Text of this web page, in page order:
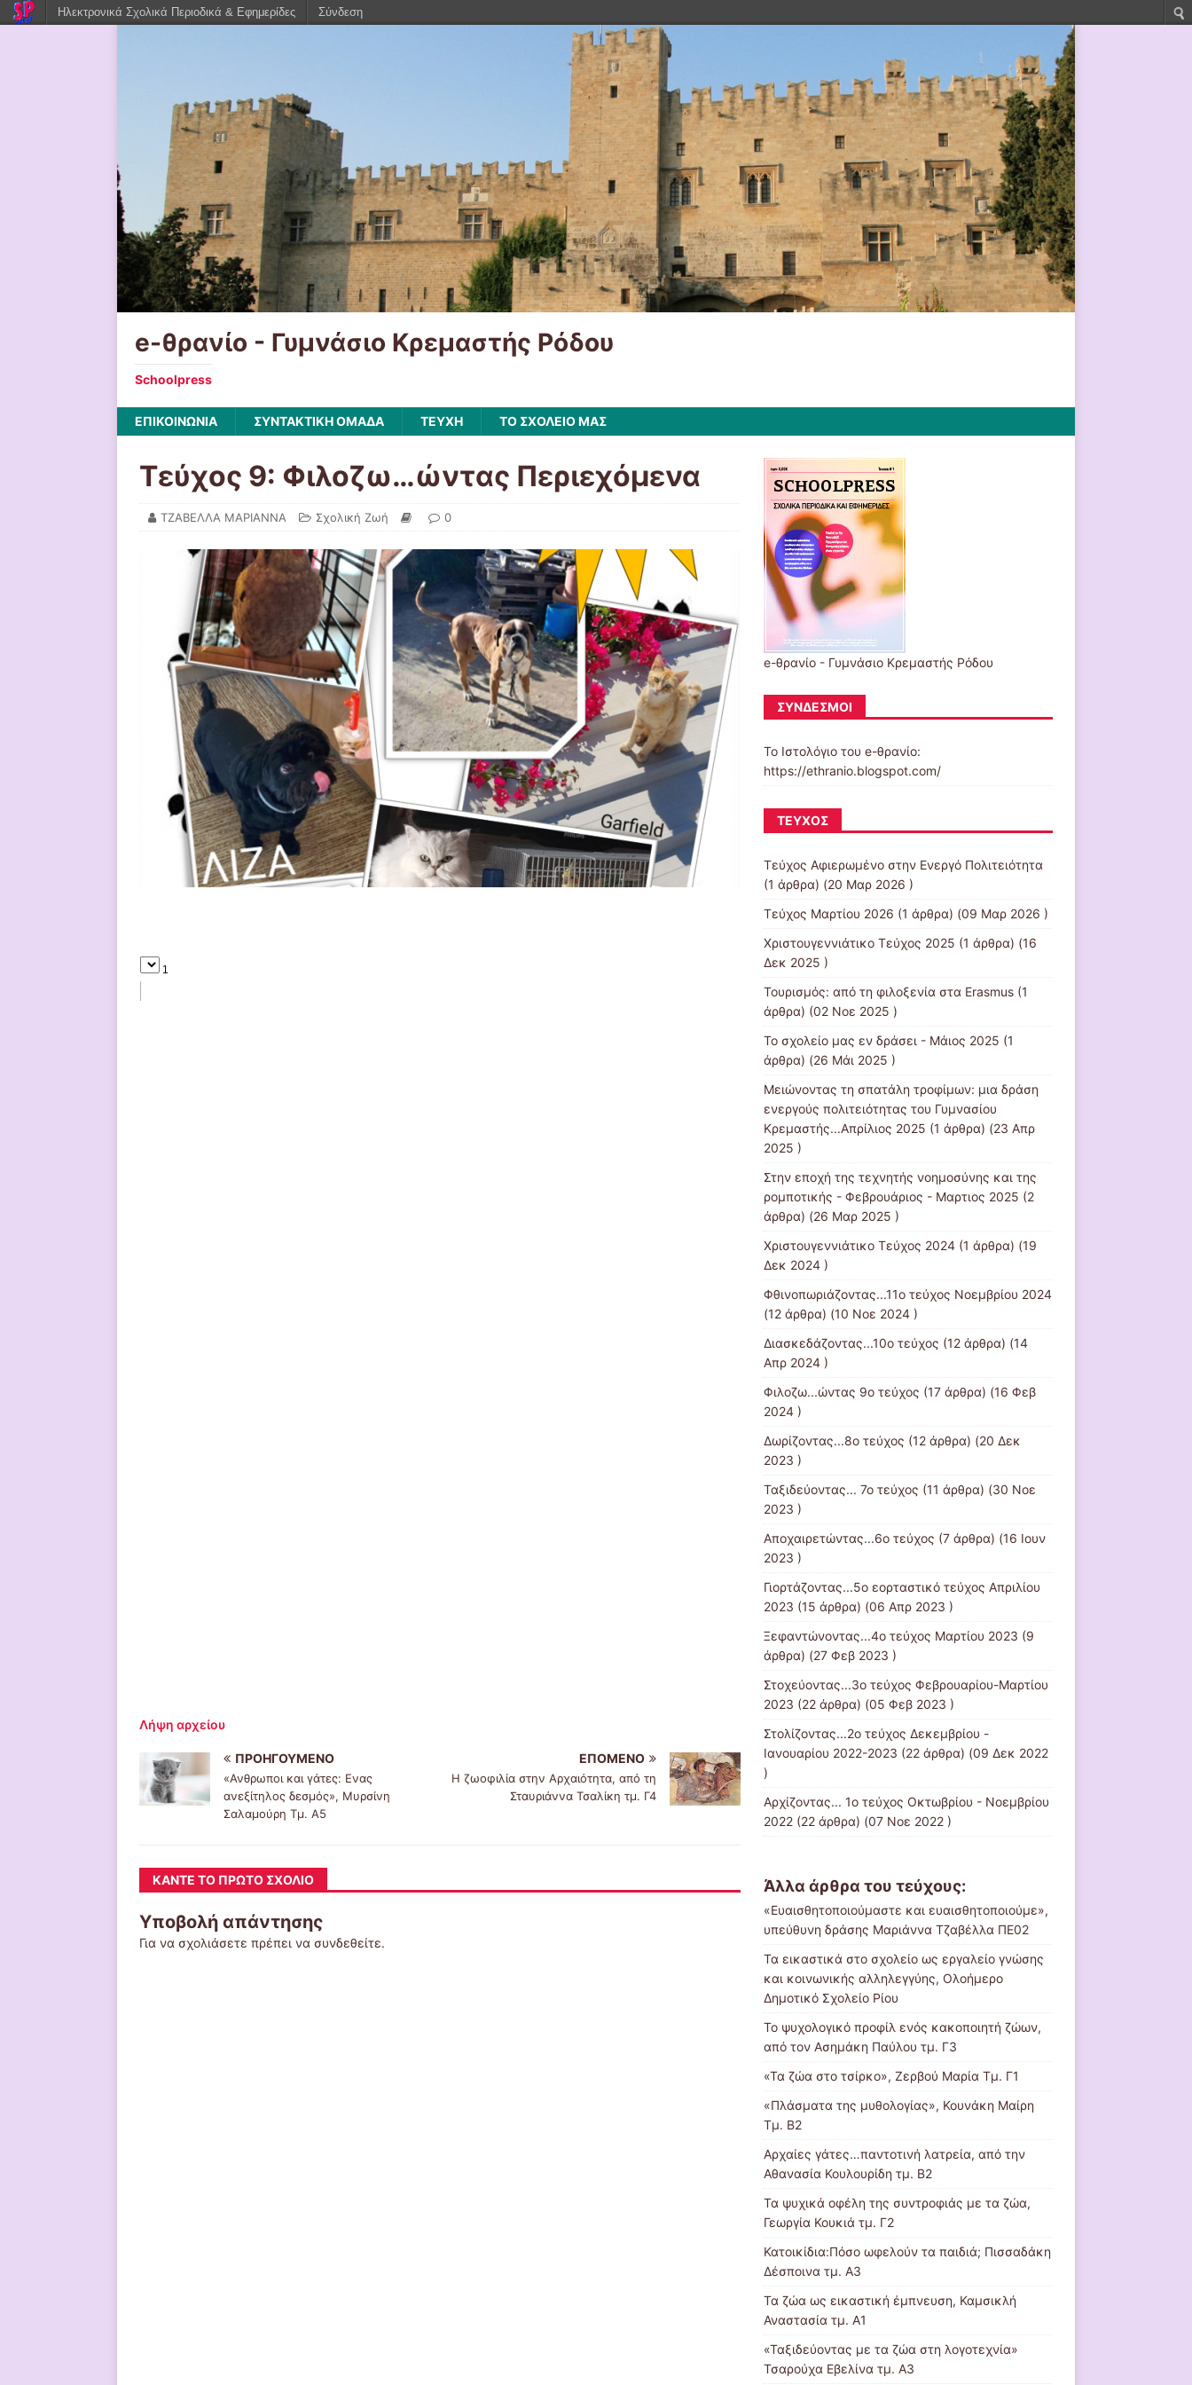
e-θρανίο - Γυμνάσιο Κρεμαστής Ρόδου
Schoolpress
ΕΠΙΚΟΙΝΩΝΙΑ ΣΥΝΤΑΚΤΙΚΗ ΟΜΑΔΑ ΤΕΥΧΗ ΤΟ ΣΧΟΛΕΙΟ ΜΑΣ
Τεύχος 9: Φιλοζω…ώντας Περιεχόμενα
ΤΖΑΒΕΛΛΑ ΜΑΡΙΑΝΝΑ Σχολική Ζωή 0
Λήψη αρχείου
ΠΡΟΗΓΟΎΜΕΝΟ
«Ανθρωποι και γάτες: Ενας
ανεξίτηλος δεσμός», Μυρσίνη
Σαλαμούρη Τμ. Α5
ΕΠΌΜΕΝΟ
Η ζωοφιλία στην Αρχαιότητα, από τη
Σταυριάννα Τσαλίκη τμ. Γ4
ΚΆΝΤΕ ΤΟ ΠΡΏΤΟ ΣΧΌΛΙΟ
Υποβολή απάντησης
Για να σχολιάσετε πρέπει να συνδεθείτε.
e-θρανίο - Γυμνάσιο Κρεμαστής Ρόδου
ΣΎΝΔΕΣΜΟΙ
Το Ιστολόγιο του e-θρανίο:
https://ethranio.blogspot.com/
ΤΕΎΧΟΣ
Τεύχος Αφιερωμένο στην Ενεργό Πολιτειότητα
(1 άρθρα) (20 Μαρ 2026 )
Τεύχος Μαρτίου 2026 (1 άρθρα) (09 Μαρ 2026 )
Χριστουγεννιάτικο Τεύχος 2025 (1 άρθρα) (16
Δεκ 2025 )
Τουρισμός: από τη φιλοξενία στα Erasmus(1
άρθρα) (02 Νοε 2025 )
Το σχολείο μας εν δράσει - Μάιος 2025 (1
άρθρα) (26 Μάι 2025 )
Μειώνοντας τη σπατάλη τροφίμων: μια δράση
ενεργούς πολιτειότητας του Γυμνασίου
Κρεμαστής...Απρίλιος 2025 (1 άρθρα) (23 Απρ
2025 )
Στην εποχή της τεχνητής νοημοσύνης και της
ρομποτικής - Φεβρουάριος - Μαρτιος 2025 (2
άρθρα) (26 Μαρ 2025 )
Χριστουγεννιάτικο Τεύχος 2024(1 άρθρα) (19
Δεκ 2024 )
Φθινοπωριάζοντας...11ο τεύχος Νοεμβρίου 2024
(12 άρθρα) (10 Νοε 2024 )
Διασκεδάζοντας...10ο τεύχος (12 άρθρα) (14
Απρ 2024 )
Φιλοζω...ώντας 9ο τεύχος (17 άρθρα) (16 Φεβ
2024 )
Δωρίζοντας...8ο τεύχος (12 άρθρα) (20 Δεκ
2023 )
Ταξιδεύοντας... 7ο τεύχος (11 άρθρα) (30 Νοε
2023 )
Αποχαιρετώντας...6ο τεύχος (7 άρθρα) (16 Ιουν
2023 )
Γιορτάζοντας...5ο εορταστικό τεύχος Απριλίου
2023 (15 άρθρα) (06 Απρ 2023 )
Ξεφαντώνοντας...4ο τεύχος Μαρτίου 2023 (9
άρθρα) (27 Φεβ 2023 )
Στοχεύοντας...3ο τεύχος Φεβρουαρίου-Μαρτίου
2023 (22 άρθρα) (05 Φεβ 2023 )
Στολίζοντας...2ο τεύχος Δεκεμβρίου -
Ιανουαρίου 2022-2023 (22 άρθρα) (09 Δεκ 2022
)
Αρχίζοντας... 1ο τεύχος Οκτωβρίου - Νοεμβρίου
2022(22 άρθρα) (07 Νοε 2022 )
Άλλα άρθρα του τεύχους:
«Ευαισθητοποιούμαστε και ευαισθητοποιούμε»,
υπεύθυνη δράσης Μαριάννα Τζαβέλλα ΠΕ02
Τα εικαστικά στο σχολείο ως εργαλείο γνώσης
και κοινωνικής αλληλεγγύης, Ολοήμερο
Δημοτικό Σχολείο Ρίου
Το ψυχολογικό προφίλ ενός κακοποιητή ζώων,
από τον Ασημάκη Παύλου τμ. Γ3
«Τα ζώα στο τσίρκο», Ζερβού Μαρία Τμ. Γ1
«Πλάσματα της μυθολογίας», Κουνάκη Μαίρη
Τμ. Β2
Αρχαίες γάτες…παντοτινή λατρεία, από την
Αθανασία Κουλουρίδη τμ. Β2
Τα ψυχικά οφέλη της συντροφιάς με τα ζώα,
Γεωργία Κουκιά τμ. Γ2
Κατοικίδια:Πόσο ωφελούν τα παιδιά; Πισσαδάκη
Δέσποινα τμ. Α3
Τα ζώα ως εικαστική έμπνευση, Καμσικλή
Αναστασία τμ. Α1
«Ταξιδεύοντας με τα ζώα στη λογοτεχνία»
Τσαρούχα Εβελίνα τμ. Α3
Ηλεκτρονικά Σχολικά Περιοδικά & Εφημερίδες Σύνδεση